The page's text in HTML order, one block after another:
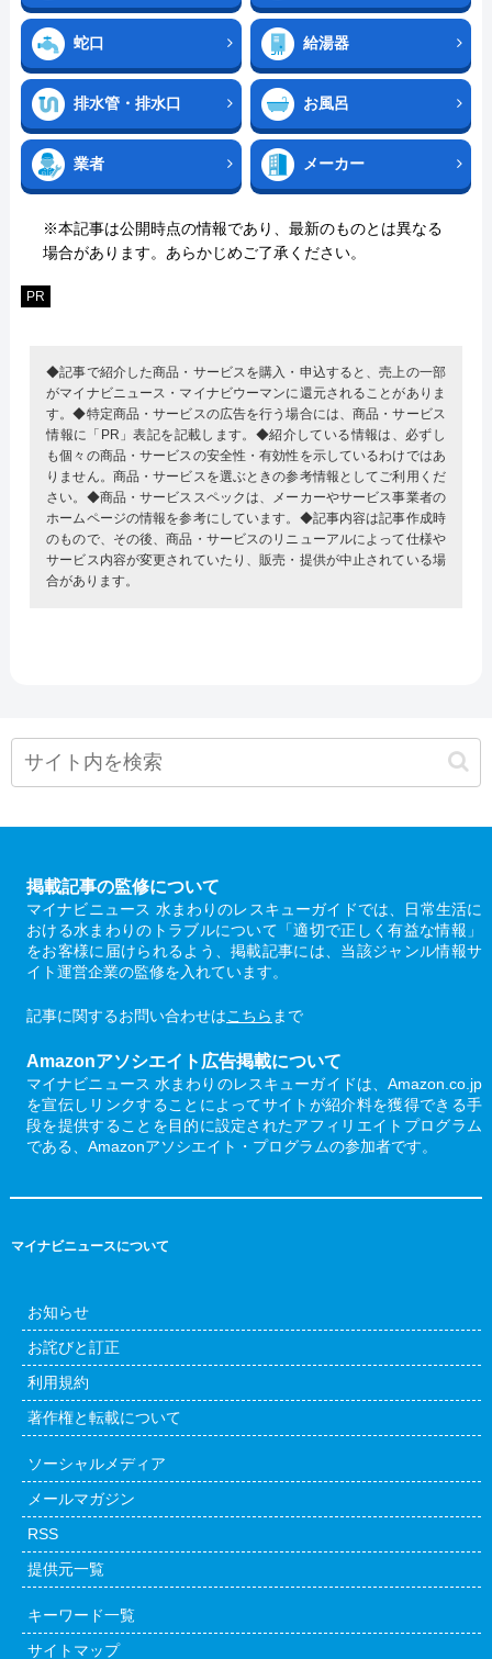
蛇口 給湯器
排水管・排水口 お風呂
業者 メーカー
※本記事は公開時点の情報であり、最新のものとは異なる
場合があります。あらかじめご了承ください。
PR
◆記事で紹介した商品・サービスを購入・申込すると、売上の一部
がマイナビニュース・マイナビウーマンに還元されることがありま
す。◆特定商品・サービスの広告を行う場合には、商品・サービス
情報に「PR」表記を記載します。◆紹介している情報は、必ずし
も個々の商品・サービスの安全性・有効性を示しているわけではあ
りません。商品・サービスを選ぶときの参考情報としてご利用くだ
さい。◆商品・サービススペックは、メーカーやサービス事業者の
ホームページの情報を参考にしています。◆記事内容は記事作成時
のもので、その後、商品・サービスのリニューアルによって仕様や
サービス内容が変更されていたり、販売・提供が中止されている場
合があります。
掲載記事の監修について
マイナビニュース 水まわりのレスキューガイドでは、日常生活に
おける水まわりのトラブルについて「適切で正しく有益な情報」
をお客様に届けられるよう、掲載記事には、当該ジャンル情報サ
イト運営企業の監修を入れています。
記事に関するお問い合わせはこちら まで
Amazonアソシエイト広告掲載について
マイナビニュース 水まわりのレスキューガイドは、Amazon.co.jp
を宣伝しリンクすることによってサイトが紹介料を獲得できる手
段を提供することを目的に設定されたアフィリエイトプログラム
である、Amazonアソシエイト・プログラムの参加者です。
マイナビニュースについて
お知らせ
お詫びと訂正
利用規約
著作権と転載について
ソーシャルメディア
メールマガジン
RSS
提供元一覧
キーワード一覧
サイトマップ